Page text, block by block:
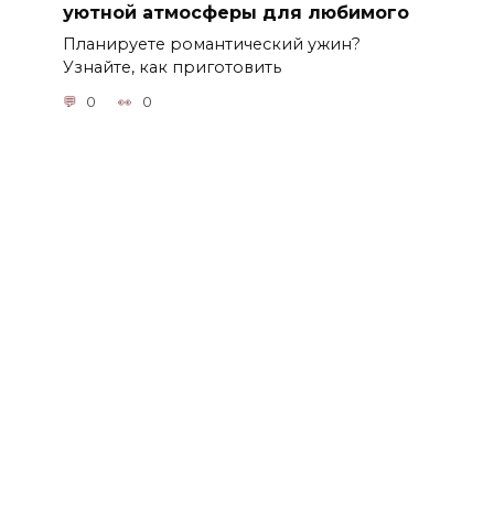
уютной атмосферы для любимого
Планируете романтический ужин?
Узнайте, как приготовить
0 0